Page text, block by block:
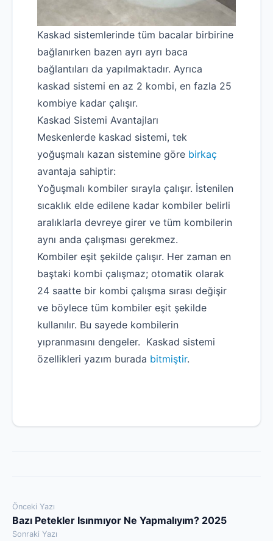
Su Kaçağı Tespiti
Profesyonel Petek Temizliği
Uzmana Sor
Hakkımızda
İletişim
Kaskad sistemlerinde tüm bacalar birbirine
bağlanırken bazen ayrı ayrı baca
bağlantıları da yapılmaktadır. Ayrıca
kaskad sistemi en az 2 kombi, en fazla 25
kombiye kadar çalışır.
Kaskad Sistemi Avantajları
Meskenlerde kaskad sistemi, tek
yoğuşmalı kazan sistemine göre birkaç
avantaja sahiptir:
Yoğuşmalı kombiler sırayla çalışır. İstenilen
sıcaklık elde edilene kadar kombiler belirli
aralıklarla devreye girer ve tüm kombilerin
aynı anda çalışması gerekmez.
Kombiler eşit şekilde çalışır. Her zaman en
baştaki kombi çalışmaz; otomatik olarak
24 saatte bir kombi çalışma sırası değişir
ve böylece tüm kombiler eşit şekilde
kullanılır. Bu sayede kombilerin
yıpranmasını dengeler. Kaskad sistemi
özellikleri yazım burada bitmiştir.
Yazı
gezinmesi
Önceki Yazı
Bazı Petekler Isınmıyor Ne Yapmalıyım? 2025
Sonraki Yazı